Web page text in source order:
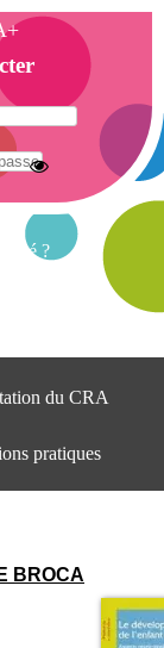
du CRA
pratiques
le Vinatier
bât 211
Bron Cedex
BROCA
?